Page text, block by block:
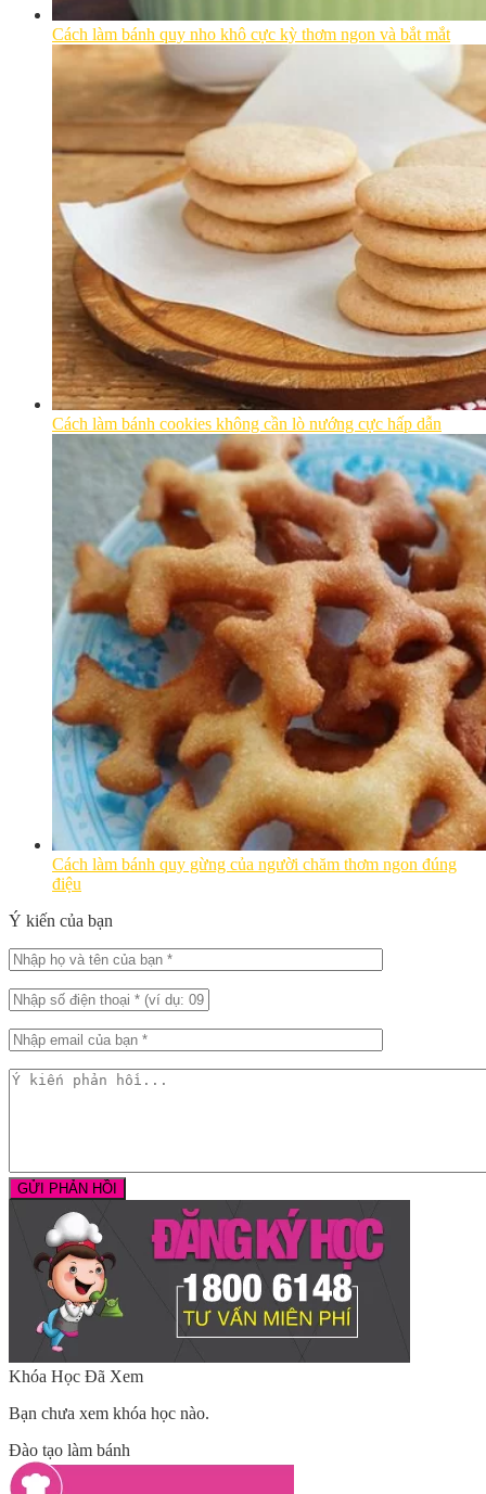
Cách làm bánh quy nho khô cực kỳ thơm ngon và bắt mắt
Cách làm bánh cookies không cần lò nướng cực hấp dẫn
Cách làm bánh quy gừng của người chăm thơm ngon đúng
điệu
Ý kiến của bạn
Khóa Học Đã Xem
Bạn chưa xem khóa học nào.
Đào tạo làm bánh